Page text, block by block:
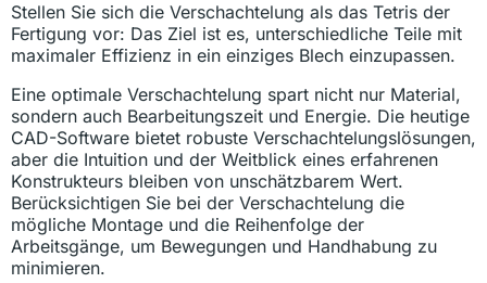
Stellen Sie sich die Verschachtelung als das Tetris der
Fertigung vor: Das Ziel ist es, unterschiedliche Teile mit
maximaler Effizienz in ein einziges Blech einzupassen.
Eine optimale Verschachtelung spart nicht nur Material,
sondern auch Bearbeitungszeit und Energie. Die heutige
CAD-Software bietet robuste Verschachtelungslösungen,
aber die Intuition und der Weitblick eines erfahrenen
Konstrukteurs bleiben von unschätzbarem Wert.
Berücksichtigen Sie bei der Verschachtelung die
mögliche Montage und die Reihenfolge der
Arbeitsgänge, um Bewegungen und Handhabung zu
minimieren.